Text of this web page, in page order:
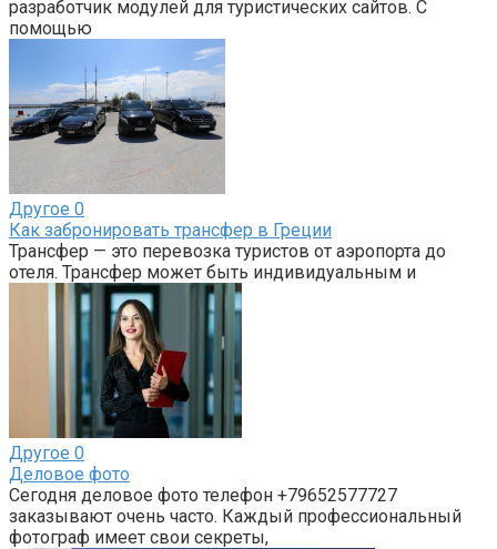
разработчик модулей для туристических сайтов. С
помощью
Другое 0
Как забронировать трансфер в Греции
Трансфер — это перевозка туристов от аэропорта до
отеля. Трансфер может быть индивидуальным и
Другое 0
Деловое фото
Cегодня деловое фото телефон +79652577727
заказывают очень часто. Каждый профессиональный
фотограф имеет свои секреты,